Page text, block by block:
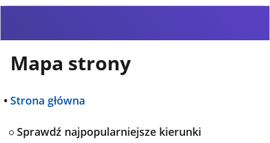
Mapa strony
• Strona główna
Sprawdź najpopularniejsze kierunki